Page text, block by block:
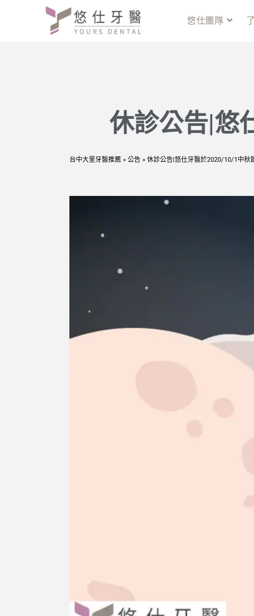
悠仕團隊
休診公告|悠
台中大里牙醫推薦 » 公告 » 休診公告|悠仕牙醫於2020/10/1中秋